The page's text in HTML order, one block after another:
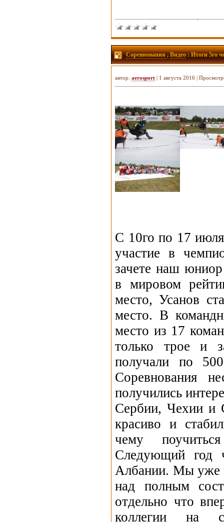
Соревнования,Видео: Итоги 5го
автор: aerosport | 1 августа 2016 |
С 10го по 17
участие в
зачете наш
в мировом
место, Усанов
место. В
место из 17
только трое и
получали по
Соревнования
получились
Сербии, Чехии и
красиво и
чему
Следующий год
Албании. Мы уже
над полным
отдельно что
коллегии на